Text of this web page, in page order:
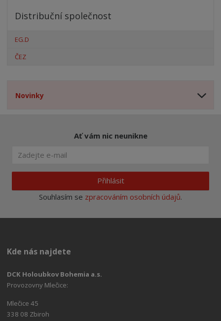
Distribuční společnost
EG.D
ČEZ
Novinky
Ať vám nic neunikne
Přihlásit
Souhlasím se zpracováním osobních údajů.
Kde nás najdete
DCK Holoubkov Bohemia a.s.
Provozovny Mlečice:
Mlečice 45
338 08 Zbiroh